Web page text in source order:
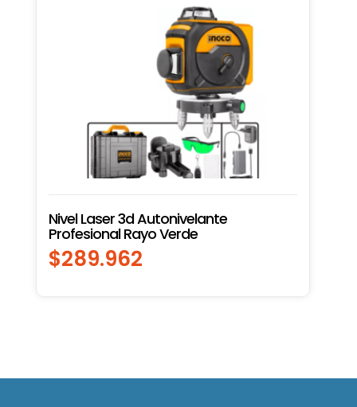
Nivel Laser 3d Autonivelante
Profesional Rayo Verde
$289.962